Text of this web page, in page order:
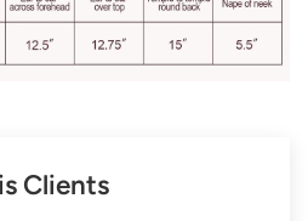
Clients